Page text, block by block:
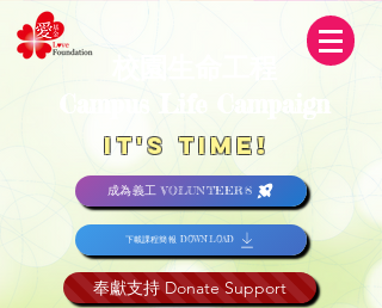
Campus Life Campaign
It's TIME!
成為義工 VOLUNTEERS
下載課程簡報 DOWNLOAD
奉獻支持 Donate Support